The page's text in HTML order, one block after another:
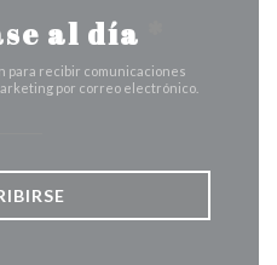
al día
para recibir comunicaciones
por correo electrónico.